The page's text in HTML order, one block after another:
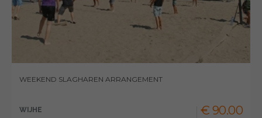
WEEKEND SLAGHAREN ARRANGEMENT
WIJHE € 90.00